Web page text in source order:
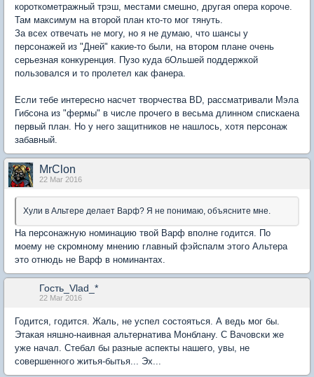
короткометражный трэш, местами смешно, другая опера короче.
Там максимум на второй план кто-то мог тянуть.
За всех отвечать не могу, но я не думаю, что шансы у
персонажей из "Дней" какие-то были, на втором плане очень
серьезная конкуренция. Пузо куда бОльшей поддержкой
пользовался и то пролетел как фанера.
Если тебе интересно насчет творчества BD, рассматривали Мэла
Гибсона из "фермы" в числе прочего в весьма длинном спискаена
первый план. Но у него защитников не нашлось, хотя персонаж
забавный.
MrClon
22 Mar 2016
Хули в Альтере делает Варф? Я не понимаю, объясните мне.
На персонажную номинацию твой Варф вполне годится. По
моему не скромному мнению главный фэйспалм этого Альтера
это отнюдь не Варф в номинантах.
Гость_Vlad_*
22 Mar 2016
Годится, годится. Жаль, не успел состояться. А ведь мог бы.
Этакая няшно-наивная альтернатива Монблану. С Вачовски же
уже начал. Стебал бы разные аспекты нашего, увы, не
совершенного житья-бытья... Эх...